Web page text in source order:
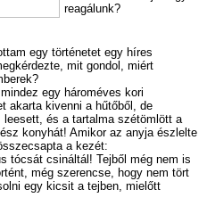
reagálunk?
egy történetet egy híres
mit gondol, miért
egy hároméves kori
akarta kivenni a hűtőből, de
és a tartalma szétömlött a
konyhát! Amikor az anyja észlelte
a kezét:
tócsát csináltál! Tejből még nem is
még szerencse, hogy nem tört
egy kicsit a tejben, mielőtt